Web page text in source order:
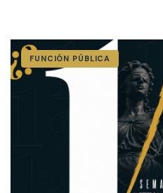
FUNCIÓN PÚBLICA